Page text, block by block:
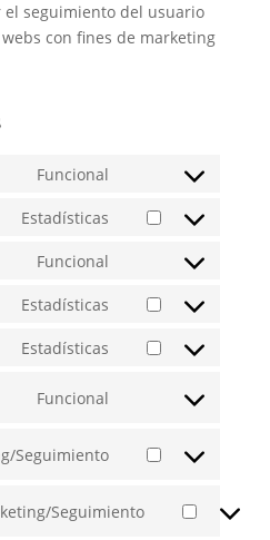
seguimiento del usuario
con fines de marketing
Funcional
wordfence
Estadísticas
Consent
jetpack
Funcional
wordpress
Estadísticas
Consent
Estadísticas
Consent
metrica
Funcional
service
(elegant-
Seguimiento
Consent
service
Seguimiento
Consent